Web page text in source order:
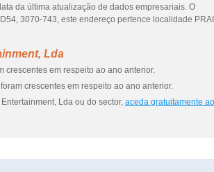
da última atualização de dados empresariais. O
3070-743, este endereço pertence localidade
Lda
crescentes em respeito ao ano anterior.
crescentes em respeito ao ano anterior.
Lda ou do sector, aceda gratuitamente ao